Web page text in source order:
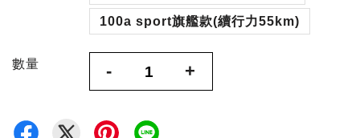
100a sport旗艦款(續行力55km)
數量 - +